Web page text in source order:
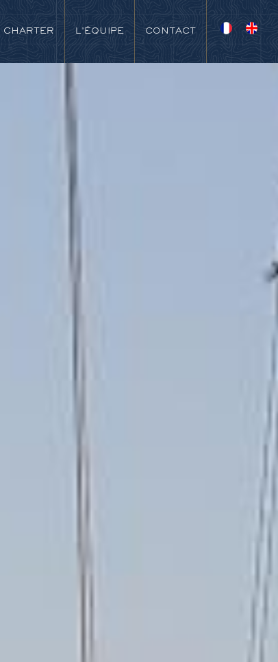
CHARTER L'ÉQUIPE CONTACT